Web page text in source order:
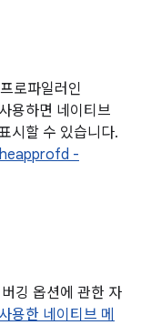
로파일러인
용하면 네이티브
시할 수 있습니다.
heapprofd -
깅 옵션에 관한 자
용한 네이티브 메